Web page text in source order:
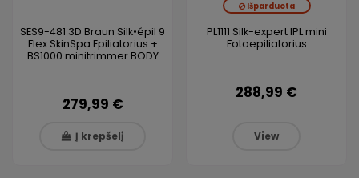
SES9-481 3D Braun Silk•épil 9
Flex SkinSpa Epiliatorius +
BS1000 minitrimmer BODY
279,99 €
Į krepšelį
Išparduota
PL1111 Silk-expert IPL mini
Fotoepiliatorius
288,99 €
View